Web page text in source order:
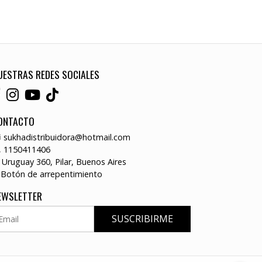
REDES SOCIALES
sukhadistribuidora@hotmail.com
1150411406
Uruguay 360, Pilar, Buenos Aires
Botón de arrepentimiento
SUSCRIBIRME